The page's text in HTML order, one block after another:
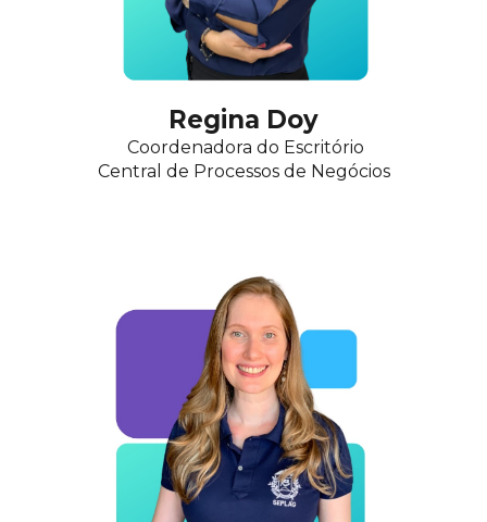
Regina Doy
Coordenadora do Escritório
Central de Processos de Negócios